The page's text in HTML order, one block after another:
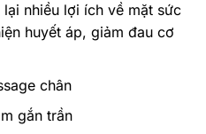
nhiều lợi ích về mặt sức
huyết áp, giảm đau cơ
chân
gắn trần